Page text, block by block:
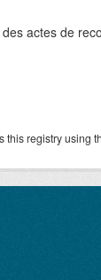
actes de
this registry using